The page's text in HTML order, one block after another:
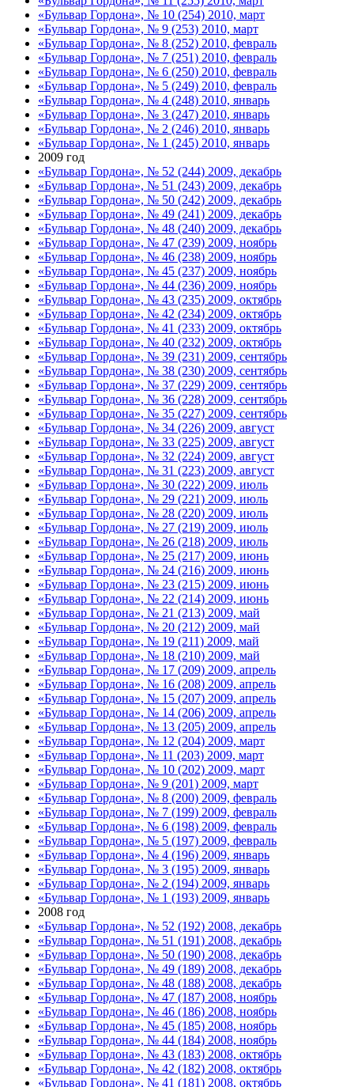
«Бульвар Гордона», № 10 (254) 2010, март
«Бульвар Гордона», № 9 (253) 2010, март
«Бульвар Гордона», № 8 (252) 2010, февраль
«Бульвар Гордона», № 7 (251) 2010, февраль
«Бульвар Гордона», № 6 (250) 2010, февраль
«Бульвар Гордона», № 5 (249) 2010, февраль
«Бульвар Гордона», № 4 (248) 2010, январь
«Бульвар Гордона», № 3 (247) 2010, январь
«Бульвар Гордона», № 2 (246) 2010, январь
«Бульвар Гордона», № 1 (245) 2010, январь
2009 год
«Бульвар Гордона», № 52 (244) 2009, декабрь
«Бульвар Гордона», № 51 (243) 2009, декабрь
«Бульвар Гордона», № 50 (242) 2009, декабрь
«Бульвар Гордона», № 49 (241) 2009, декабрь
«Бульвар Гордона», № 48 (240) 2009, декабрь
«Бульвар Гордона», № 47 (239) 2009, ноябрь
«Бульвар Гордона», № 46 (238) 2009, ноябрь
«Бульвар Гордона», № 45 (237) 2009, ноябрь
«Бульвар Гордона», № 44 (236) 2009, ноябрь
«Бульвар Гордона», № 43 (235) 2009, октябрь
«Бульвар Гордона», № 42 (234) 2009, октябрь
«Бульвар Гордона», № 41 (233) 2009, октябрь
«Бульвар Гордона», № 40 (232) 2009, октябрь
«Бульвар Гордона», № 39 (231) 2009, сентябрь
«Бульвар Гордона», № 38 (230) 2009, сентябрь
«Бульвар Гордона», № 37 (229) 2009, сентябрь
«Бульвар Гордона», № 36 (228) 2009, сентябрь
«Бульвар Гордона», № 35 (227) 2009, сентябрь
«Бульвар Гордона», № 34 (226) 2009, август
«Бульвар Гордона», № 33 (225) 2009, август
«Бульвар Гордона», № 32 (224) 2009, август
«Бульвар Гордона», № 31 (223) 2009, август
«Бульвар Гордона», № 30 (222) 2009, июль
«Бульвар Гордона», № 29 (221) 2009, июль
«Бульвар Гордона», № 28 (220) 2009, июль
«Бульвар Гордона», № 27 (219) 2009, июль
«Бульвар Гордона», № 26 (218) 2009, июль
«Бульвар Гордона», № 25 (217) 2009, июнь
«Бульвар Гордона», № 24 (216) 2009, июнь
«Бульвар Гордона», № 23 (215) 2009, июнь
«Бульвар Гордона», № 22 (214) 2009, июнь
«Бульвар Гордона», № 21 (213) 2009, май
«Бульвар Гордона», № 20 (212) 2009, май
«Бульвар Гордона», № 19 (211) 2009, май
«Бульвар Гордона», № 18 (210) 2009, май
«Бульвар Гордона», № 17 (209) 2009, апрель
«Бульвар Гордона», № 16 (208) 2009, апрель
«Бульвар Гордона», № 15 (207) 2009, апрель
«Бульвар Гордона», № 14 (206) 2009, апрель
«Бульвар Гордона», № 13 (205) 2009, апрель
«Бульвар Гордона», № 12 (204) 2009, март
«Бульвар Гордона», № 11 (203) 2009, март
«Бульвар Гордона», № 10 (202) 2009, март
«Бульвар Гордона», № 9 (201) 2009, март
«Бульвар Гордона», № 8 (200) 2009, февраль
«Бульвар Гордона», № 7 (199) 2009, февраль
«Бульвар Гордона», № 6 (198) 2009, февраль
«Бульвар Гордона», № 5 (197) 2009, февраль
«Бульвар Гордона», № 4 (196) 2009, январь
«Бульвар Гордона», № 3 (195) 2009, январь
«Бульвар Гордона», № 2 (194) 2009, январь
«Бульвар Гордона», № 1 (193) 2009, январь
2008 год
«Бульвар Гордона», № 52 (192) 2008, декабрь
«Бульвар Гордона», № 51 (191) 2008, декабрь
«Бульвар Гордона», № 50 (190) 2008, декабрь
«Бульвар Гордона», № 49 (189) 2008, декабрь
«Бульвар Гордона», № 48 (188) 2008, декабрь
«Бульвар Гордона», № 47 (187) 2008, ноябрь
«Бульвар Гордона», № 46 (186) 2008, ноябрь
«Бульвар Гордона», № 45 (185) 2008, ноябрь
«Бульвар Гордона», № 44 (184) 2008, ноябрь
«Бульвар Гордона», № 43 (183) 2008, октябрь
«Бульвар Гордона», № 42 (182) 2008, октябрь
«Бульвар Гордона», № 41 (181) 2008, октябрь